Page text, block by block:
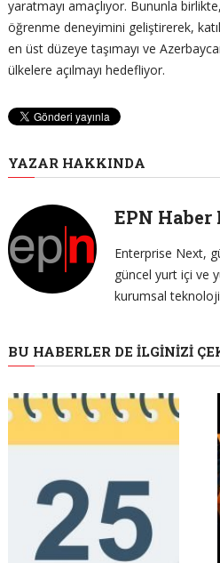
yaratmayı amaçlıyor. Bununla
öğrenme deneyimini geliştirerek,
en üst düzeye taşımayı ve
ülkelere açılmayı hedefliyor.
YAZAR HAKKINDA
EPN
Enterprise Next,
güncel yurt içi ve
kurumsal teknoloji
BU HABERLER DE İLGINIZI